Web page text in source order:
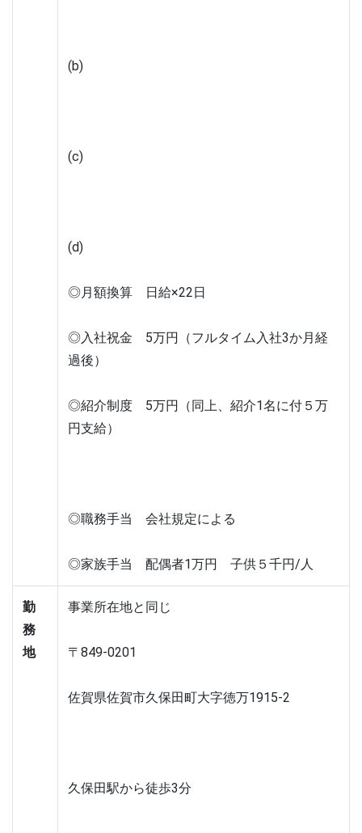
(b)
(c)
(d)
◎月額換算　日給×22日
◎入社祝金　5万円（フルタイム入社3か月経
過後）
◎紹介制度　5万円（同上、紹介1名に付５万
円支給）
◎職務手当　会社規定による
◎家族手当　配偶者1万円　子供５千円/人
勤
務
地
事業所在地と同じ
〒849-0201
佐賀県佐賀市久保田町大字徳万1915-2
久保田駅から徒歩3分